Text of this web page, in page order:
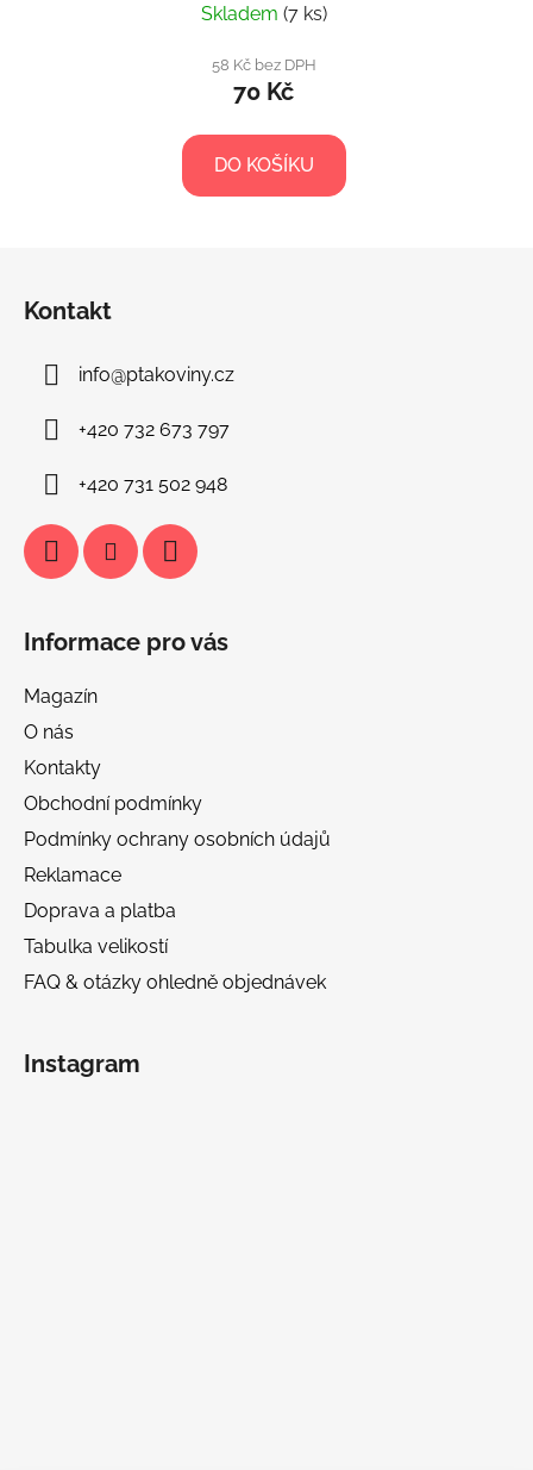
Skladem (7 ks)
58 Kč bez DPH
70 Kč
DO KOŠÍKU
Kontakt
info@ptakoviny.cz
+420 732 673 797
+420 731 502 948
Informace pro vás
Magazín
O nás
Kontakty
Obchodní podmínky
Podmínky ochrany osobních údajů
Reklamace
Doprava a platba
Tabulka velikostí
FAQ & otázky ohledně objednávek
Instagram